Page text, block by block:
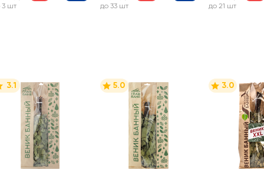
3 шт до 33 шт до 21 шт
3.1 5.0 3.0